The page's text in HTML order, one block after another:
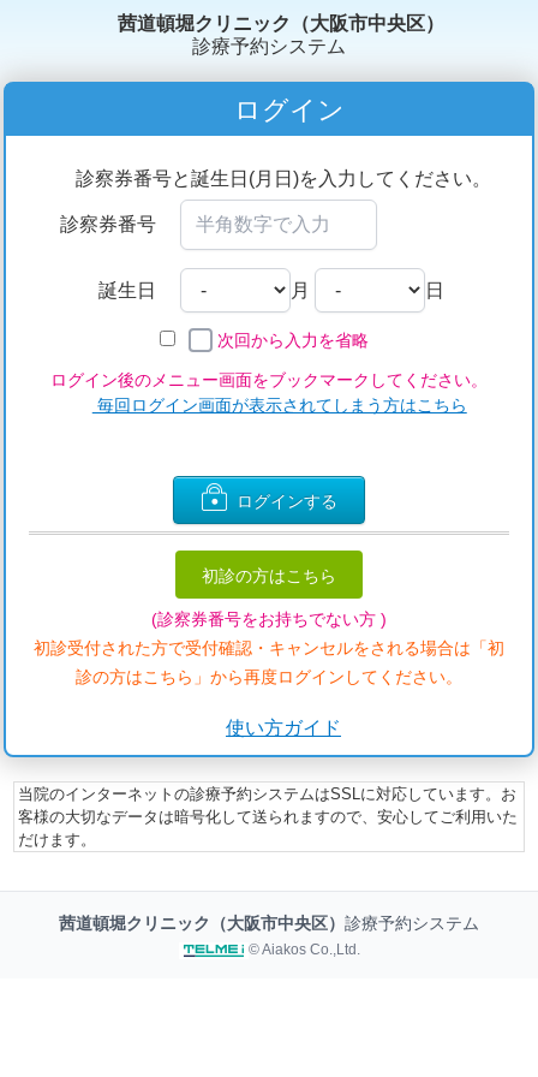
茜道頓堀クリニック（大阪市中央区）
診療予約システム
ログイン
診察券番号と誕生日(月日)を入力してください。
診察券番号
誕生日 月 日
次回から入力を省略
ログイン後のメニュー画面をブックマークしてください。
毎回ログイン画面が表示されてしまう方はこちら
ログインする
初診の方はこちら
(診察券番号をお持ちでない方 )
初診受付された方で受付確認・キャンセルをされる場合は「初
診の方はこちら」から再度ログインしてください。
使い方ガイド
当院のインターネットの診療予約システムはSSLに対応しています。お
客様の大切なデータは暗号化して送られますので、安心してご利用いた
だけます。
茜道頓堀クリニック（大阪市中央区） 診療予約システム
© Aiakos Co.,Ltd.